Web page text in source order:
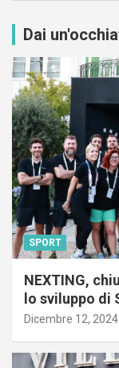
Dai
SPORT
NEXTING,
lo sviluppo di
Dicembre 12, 2024